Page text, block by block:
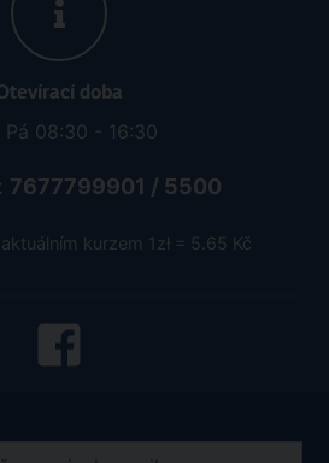
doba
Pá 08:30 - 16:30
7677799901 / 5500
kurzem 1zł = 5.65 Kč